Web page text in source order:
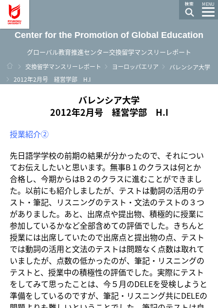
MENU
Center for the Promotion of Global Education
グローバル教育推進センター交換留学マンスリーレポート
ホーム
交換留学マンスリーレポート ヨーロッパエリア
バレンシア大学
2012年2月号 経営学部 H.I
バレンシア大学
2012年2月号 経営学部 H.I
授業紹介②
先日語学学校の前期の結果が分かったので、それについ
てお伝えしたいと思います。無事B１のクラスは何とか
合格し、今期からはB２のクラスに進むことができまし
た。以前にも紹介しましたが、テストは動詞の活用のテ
スト・筆記、リスニングのテスト・文法のテストの３つ
がありました。あと、出席点や提出物、積極的に授業に
参加しているかなど全部含めての評価でした。きちんと
授業には出席していたので出席点と提出物の点、テスト
では動詞の活用と文法のテストは問題なく点数は取れて
いましたが、点数の低かったのが、筆記・リスニングの
テストと、授業中の積極性の評価でした。実際にテスト
をしてみて思ったことは、今５月のDELEを受検しようと
準備をしているのですが、筆記・リスニング共にDELEの